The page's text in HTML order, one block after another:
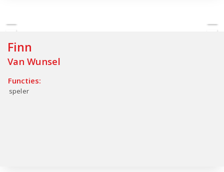
Finn
Van Wunsel
Functies:
speler